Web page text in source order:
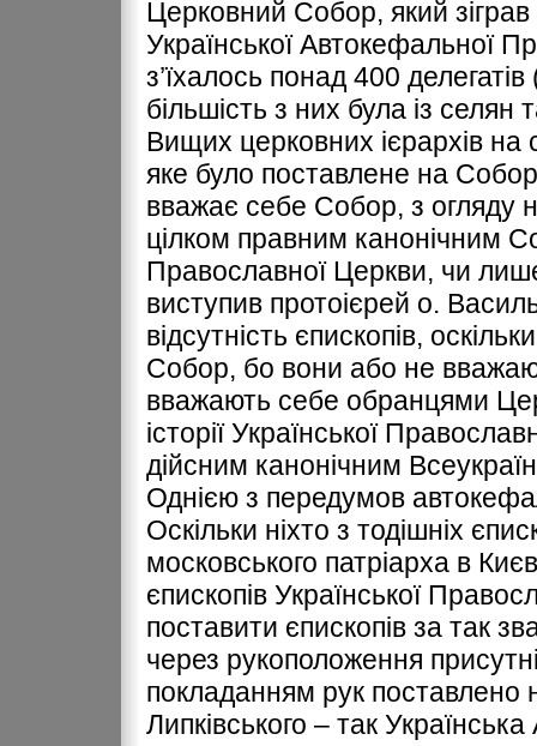
Церковний Собор, який
Української Автокефальної
з’їхалось понад 400
більшість з них була із
Вищих церковних ієрархів
яке було поставлене на
вважає себе Собор, з огляду
цілком правним канонічним
Православної Церкви, чи
виступив протоієрей о.
відсутність єпископів,
Собор, бо вони або не
вважають себе обранцями
історії Української
дійсним канонічним
Однією з передумов
Оскільки ніхто з тодішніх
московського патріарха в
єпископів Української
поставити єпископів за так
через рукоположення
покладанням рук поставлено
Липківського – так